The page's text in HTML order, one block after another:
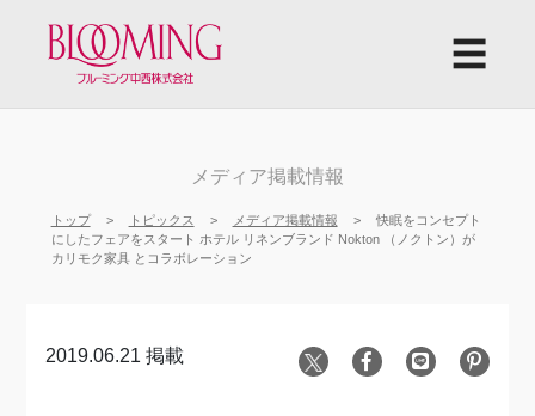
☰
メディア掲載情報
トップ トピックス メディア掲載情報
快眠をコンセプト
にしたフェアをスタート ホテル リネンブランド Nokton （ノクトン）が
カリモク家具 とコラボレーション
2019.06.21 掲載